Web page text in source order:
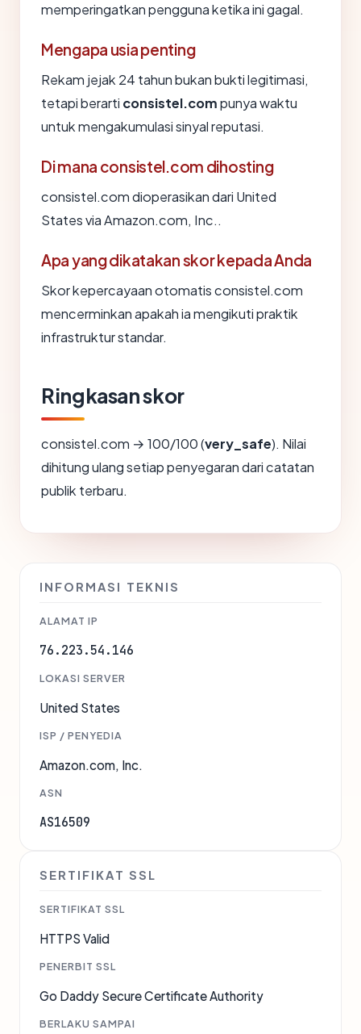
memperingatkan pengguna ketika ini gagal.
Mengapa usia penting
Rekam jejak 24 tahun bukan bukti legitimasi,
tetapi berarti consistel.compunya waktu
untuk mengakumulasi sinyal reputasi.
Di mana consistel.com dihosting
consistel.com dioperasikan dari United
States via Amazon.com, Inc..
Apa yang dikatakan skor kepada Anda
Skor kepercayaan otomatis consistel.com
mencerminkan apakah ia mengikuti praktik
infrastruktur standar.
Ringkasan skor
consistel.com → 100/100 (very_safe). Nilai
dihitung ulang setiap penyegaran dari catatan
publik terbaru.
INFORMASI TEKNIS
ALAMAT IP
76.223.54.146
LOKASI SERVER
United States
ISP / PENYEDIA
Amazon.com, Inc.
ASN
AS16509
SERTIFIKAT SSL
SERTIFIKAT SSL
HTTPS Valid
PENERBIT SSL
Go Daddy Secure Certificate Authority
BERLAKU SAMPAI